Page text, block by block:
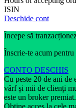
ISIN
Deschide cont
Începe să
Înscrie-te acum
CONTO DESCHIS
Cu peste 20 de ani de
vârf și mii de clienți
este un broker premiat.
Obține acces la cele